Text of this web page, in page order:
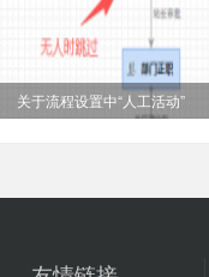
关于流程设置中“人工活动”